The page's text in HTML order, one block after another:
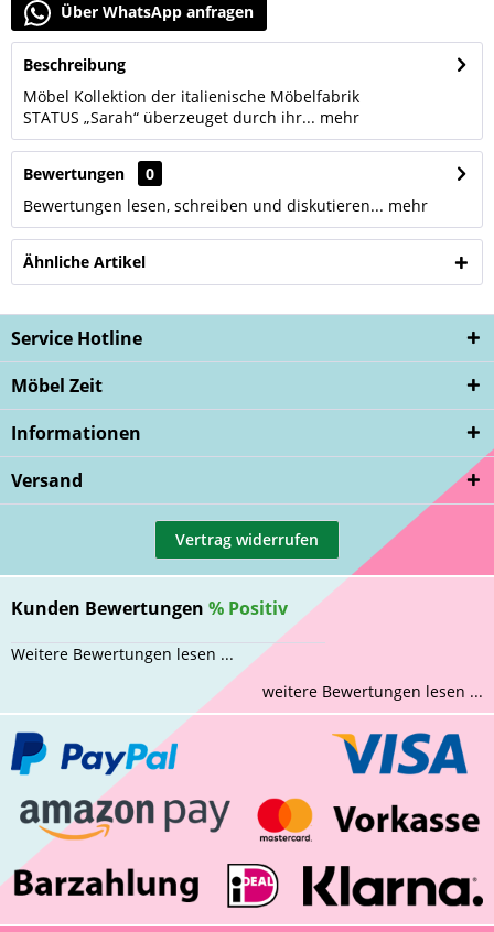
Über WhatsApp anfragen
Beschreibung
Möbel Kollektion der italienische Möbelfabrik
STATUS „Sarah“ überzeuget durch ihr... mehr
Bewertungen
0
Bewertungen lesen, schreiben und diskutieren... mehr
Ähnliche Artikel
Service Hotline
Möbel Zeit
Informationen
Versand
Vertrag widerrufen
Kunden Bewertungen % Positiv
Weitere Bewertungen lesen ...
weitere Bewertungen lesen ...